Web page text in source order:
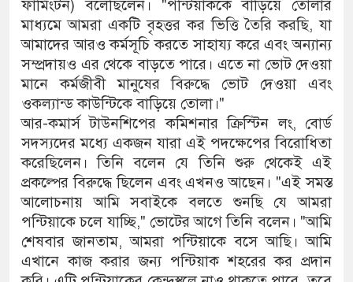
ফার্মিংটন) বলেছিলেন। "পন্টিয়াককে বাড়িয়ে তোলার
মাধ্যমে আমরা একটি বৃহত্তর কর ভিত্তি তৈরি করছি, যা
আমাদের আরও কর্মসূচি করতে সাহায্য করে এবং অন্যান্য
সম্প্রদায়ও এর থেকে বাড়তে পারে। এতে না ভোট দেওয়া
মানে কর্মজীবী মানুষের বিরুদ্ধে ভোট দেওয়া এবং
ওকল্যান্ড কাউন্টিকে বাড়িয়ে তোলা।"
আর-কমার্স টাউনশিপের কমিশনার ক্রিস্টিন লং, বোর্ড
সদস্যদের মধ্যে একজন যারা এই পদক্ষেপের বিরোধিতা
করেছিলেন। তিনি বলেন যে তিনি শুরু থেকেই এই
প্রকল্পের বিরুদ্ধে ছিলেন এবং এখনও আছেন। "এই সমস্ত
আলোচনায় আমি সবাইকে বলতে শুনছি যে আমরা
পন্টিয়াকে চলে যাচ্ছি," ভোটের আগে তিনি বলেন। "আমি
শেষবার জানতাম, আমরা পন্টিয়াকে বসে আছি। আমি
এখানে কাজ করার জন্য পন্টিয়াক শহরের কর প্রদান